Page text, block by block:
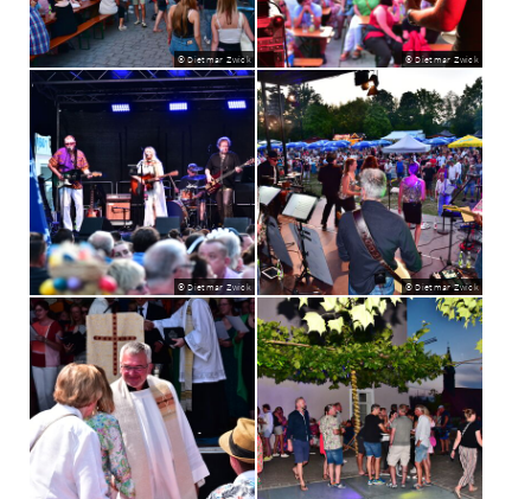
© Dietmar Zwick © Dietmar Zwick
© Dietmar Zwick © Dietmar Zwick